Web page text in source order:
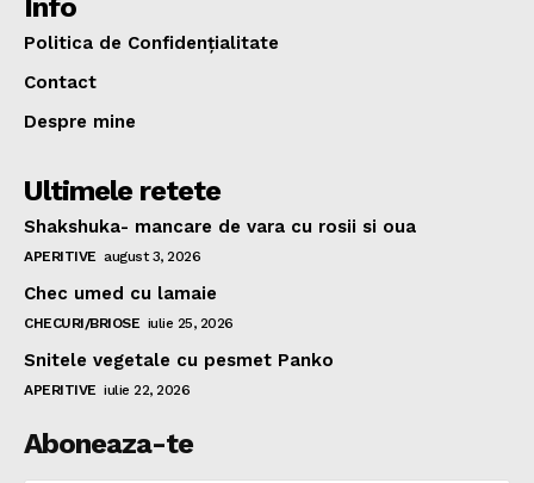
Info
Politica de Confidențialitate
Contact
Despre mine
Ultimele retete
Shakshuka- mancare de vara cu rosii si oua
APERITIVE august 3, 2026
Chec umed cu lamaie
CHECURI/BRIOSE iulie 25, 2026
Snitele vegetale cu pesmet Panko
APERITIVE iulie 22, 2026
Aboneaza-te